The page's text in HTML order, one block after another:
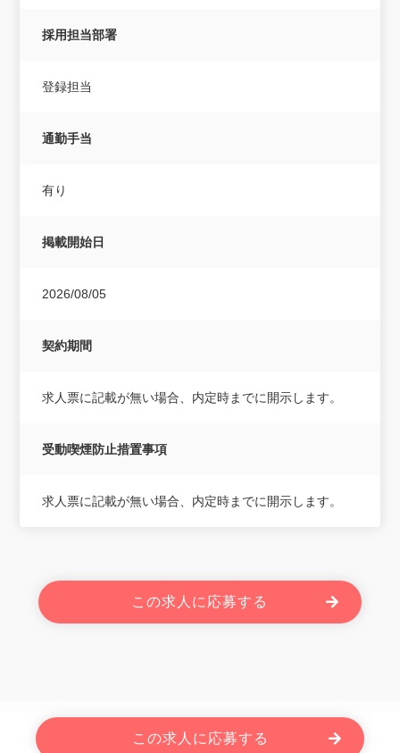
採用担当部署
登録担当
通勤手当
有り
掲載開始日
2026/08/05
契約期間
求人票に記載が無い場合、内定時までに開示します。
受動喫煙防止措置事項
求人票に記載が無い場合、内定時までに開示します。
この求人に応募する
この求人に応募する
Powered By JOBOLE.